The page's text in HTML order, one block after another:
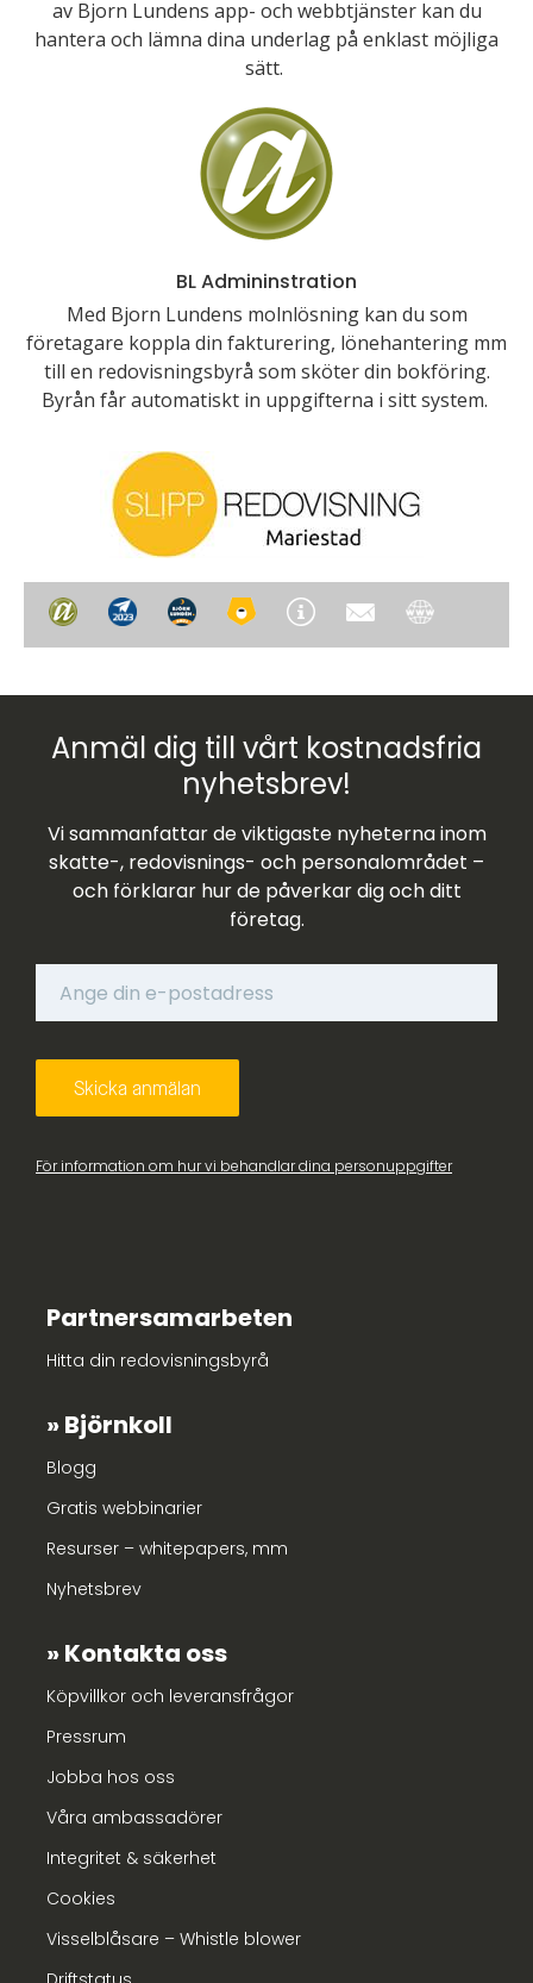
av Bjorn Lundens app- och webbtjänster kan du
hantera och lämna dina underlag på enklast möjliga
sätt.
BL Admininstration
Med Bjorn Lundens molnlösning kan du som
företagare koppla din fakturering, lönehantering mm
till en redovisningsbyrå som sköter din bokföring.
Byrån får automatiskt in uppgifterna i sitt system.
Anmäl dig till vårt kostnadsfria
nyhetsbrev!
Vi sammanfattar de viktigaste nyheterna inom
skatte-, redovisnings- och personalområdet –
och förklarar hur de påverkar dig och ditt
företag.
För information om hur vi behandlar dina personuppgifter
Partnersamarbeten
Hitta din redovisningsbyrå
Björnkoll
Blogg
Gratis webbinarier
Resurser – whitepapers, mm
Nyhetsbrev
Kontakta oss
Köpvillkor och leveransfrågor
Pressrum
Jobba hos oss
Våra ambassadörer
Integritet & säkerhet
Cookies
Visselblåsare – Whistle blower